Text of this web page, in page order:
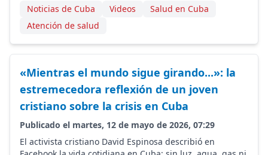
Noticias de Cuba Videos
Salud en Cuba
Atención de salud
«Mientras el mundo sigue girando...»: la
estremecedora reflexión de un joven
cristiano sobre la crisis en Cuba
Publicado el martes, 12 de mayo de 2026, 07:29
El activista cristiano David Espinosa describió en